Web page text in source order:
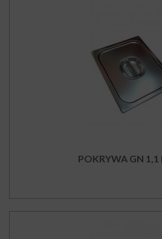
POKRYWA GN 1,1